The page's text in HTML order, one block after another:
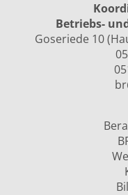
Betriebs-
Goseriede 10